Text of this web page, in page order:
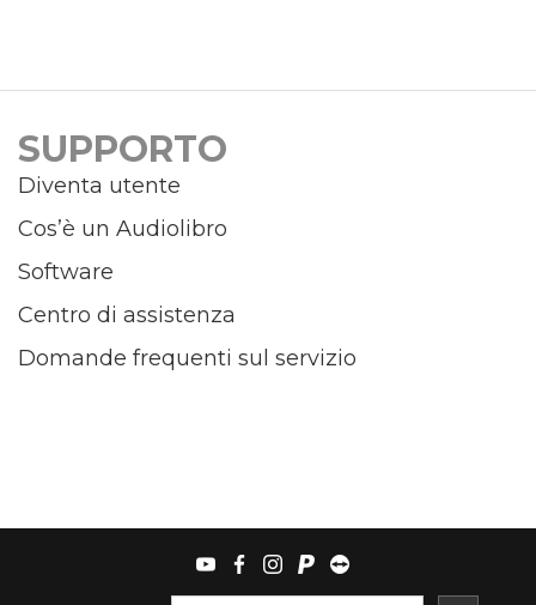
SUPPORTO
Diventa utente
Cos’è un Audiolibro
Software
Centro di assistenza
Domande frequenti sul servizio
youtubefacebook
instagram
paypalteamviewer